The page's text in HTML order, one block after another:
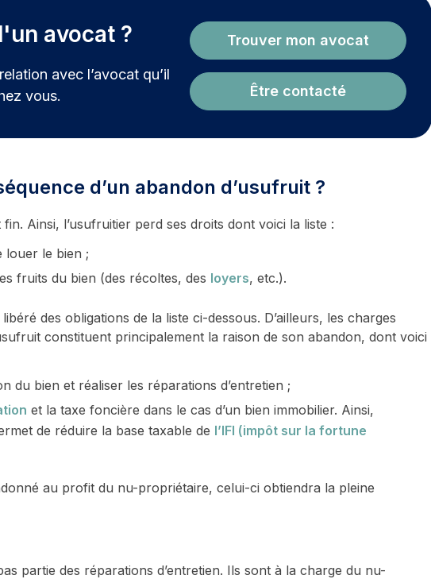
avocat ?
avec l’avocat qu’il
vous.
Trouver mon avocat
Être contacté
d’un abandon d’usufruit ?
fin. Ainsi, l’usufruitier perd ses droits dont voici la liste :
louer le bien ;
fruits du bien (des récoltes, des loyers, etc.).
des obligations de la liste ci-dessous. D’ailleurs, les charges
constituent principalement la raison de son abandon, dont voici
du bien et réaliser les réparations d’entretien ;
et la taxe foncière dans le cas d’un bien immobilier. Ainsi,
de réduire la base taxable de l’IFI (impôt sur la fortune
au profit du nu-propriétaire, celui-ci obtiendra la pleine
partie des réparations d’entretien. Ils sont à la charge du nu-